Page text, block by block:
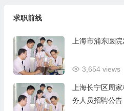
求职前线
上海市浦东医
3,654 views
上海长宁区周
务人员招聘公告